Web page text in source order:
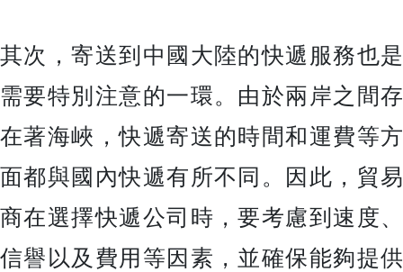
其次，寄送到中國大陸的快遞服務也是
需要特別注意的一環。由於兩岸之間存
在著海峽，快遞寄送的時間和運費等方
面都與國內快遞有所不同。因此，貿易
商在選擇快遞公司時，要考慮到速度、
信譽以及費用等因素，並確保能夠提供